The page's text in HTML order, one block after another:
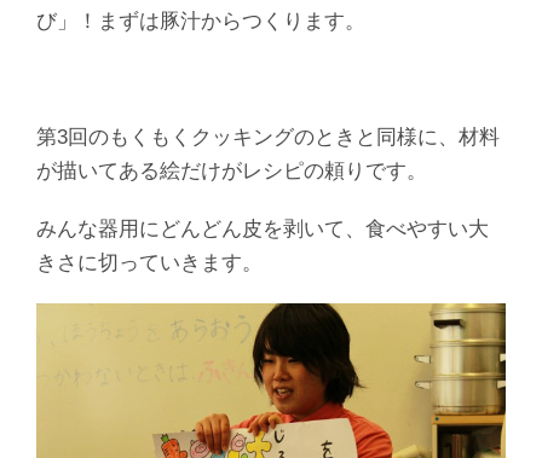
び」！まずは豚汁からつくります。
第3回のもくもくクッキングのときと同様に、材料
が描いてある絵だけがレシピの頼りです。
みんな器用にどんどん皮を剥いて、食べやすい大
きさに切っていきます。